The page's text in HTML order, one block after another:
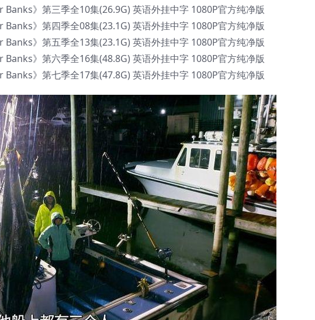
》第三季全10集(26.9G) 英语外挂中字 1080P官方纯净版
》第四季全08集(23.1G) 英语外挂中字 1080P官方纯净版
》第五季全13集(23.1G) 英语外挂中字 1080P官方纯净版
》第六季全16集(48.8G) 英语外挂中字 1080P官方纯净版
》第七季全17集(47.8G) 英语外挂中字 1080P官方纯净版